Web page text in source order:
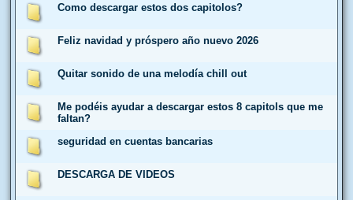
Como descargar estos dos capitolos?
Feliz navidad y próspero año nuevo 2026
Quitar sonido de una melodía chill out
Me podéis ayudar a descargar estos 8 capitols que me
faltan?
seguridad en cuentas bancarias
DESCARGA DE VIDEOS